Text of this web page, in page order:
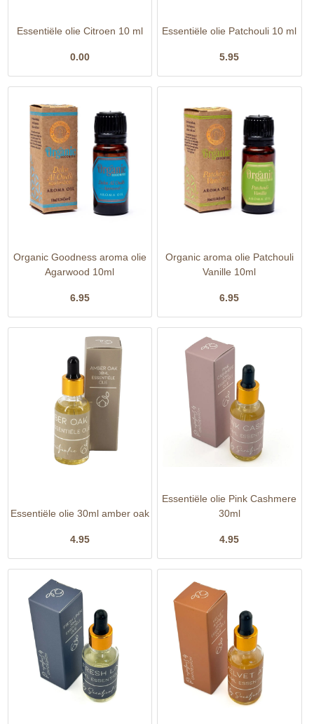
Essentiële olie Citroen 10 ml
0.00
Essentiële olie Patchouli 10 ml
5.95
Organic Goodness aroma olie
Agarwood 10ml
6.95
Organic aroma olie Patchouli
Vanille 10ml
6.95
Essentiële olie 30ml amber oak
4.95
Essentiële olie Pink Cashmere
30ml
4.95